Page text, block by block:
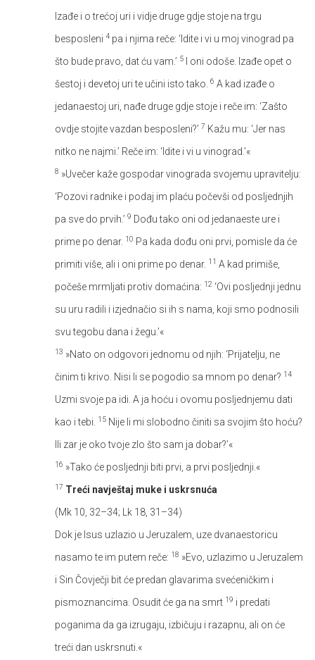
Izađe i o trećoj uri i vidje druge gdje stoje na trgu
besposleni 4 pa i njima reče: ‘Idite i vi u moj vinograd pa
što bude pravo, dat ću vam.’ 5
I oni odoše. Izađe opet o
šestoj i devetoj uri te učini isto tako. 6 A kad izađe o
jedanaestoj uri, nađe druge gdje stoje i reče im: ‘Zašto
ovdje stojite vazdan besposleni?’ 7 Kažu mu: ‘Jer nas
nitko ne najmi.’ Reče im: ‘Idite i vi u vinograd.’«
8 »Uvečer kaže gospodar vinograda svojemu upravitelju:
‘Pozovi radnike i podaj im plaću počevši od posljednjih
pa sve do prvih.’ 9 Dođu tako oni od jedanaeste ure i
prime po denar. 10 Pa kada dođu oni prvi, pomisle da će
primiti više, ali i oni prime po denar. 11 A kad primiše,
počeše mrmljati protiv domaćina: 12 ‘Ovi posljednji jednu
su uru radili i izjednačio si ih s nama, koji smo podnosili
svu tegobu dana i žegu.’«
13 »Nato on odgovori jednomu od njih: ‘Prijatelju, ne
činim ti krivo. Nisi li se pogodio sa mnom po denar? 14
Uzmi svoje pa idi. A ja hoću i ovomu posljednjemu dati
kao i tebi.
15 Nije li mi slobodno činiti sa svojim što hoću?
Ili zar je oko tvoje zlo što sam ja dobar?’«
16 »Tako će posljednji biti prvi, a prvi posljednji.«
17 Treći navještaj muke i uskrsnuća
(Mk 10, 32–34; Lk 18, 31–34)
Dok je Isus uzlazio u Jeruzalem, uze dvanaestoricu
nasamo te im putem reče: 18 »Evo, uzlazimo u Jeruzalem
i Sin Čovječji bit će predan glavarima svećeničkim i
pismoznancima. Osudit će ga na smrt 19 i predati
poganima da ga izrugaju, izbičuju i razapnu, ali on će
treći dan uskrsnuti.«